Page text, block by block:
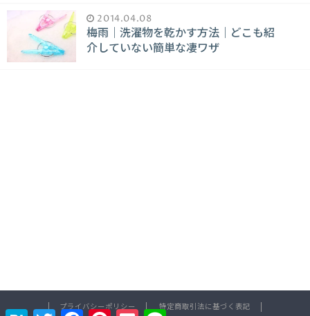
2014.04.08
梅雨｜洗濯物を乾かす方法｜どこも紹
介していない簡単な凄ワザ
プライバシーポリシー 特定商取引法に基づく表記